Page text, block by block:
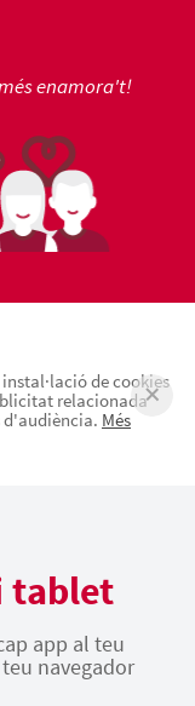
enamora't!
de cookies
relacionada
d'audiència. Més
tablet
app al teu
navegador